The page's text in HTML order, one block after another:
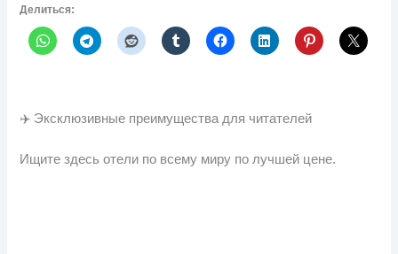
Делиться:
✈️ Эксклюзивные преимущества для читателей
Ищите здесь отели по всему миру по лучшей цене.